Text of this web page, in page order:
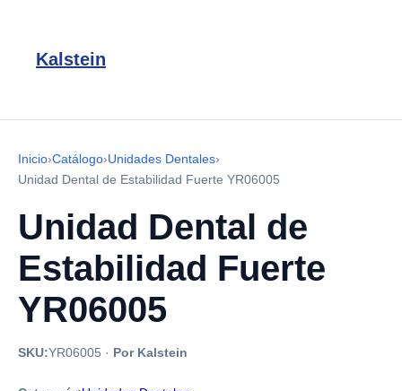
Kalstein
Inicio›Catálogo›Unidades Dentales›
Unidad Dental de Estabilidad Fuerte YR06005
Unidad Dental de
Estabilidad Fuerte
YR06005
SKU:YR06005 · Por Kalstein